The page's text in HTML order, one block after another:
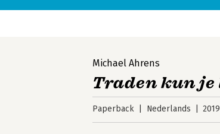
Michael Ahrens
Traden kun
Paperback Nederlands 2019